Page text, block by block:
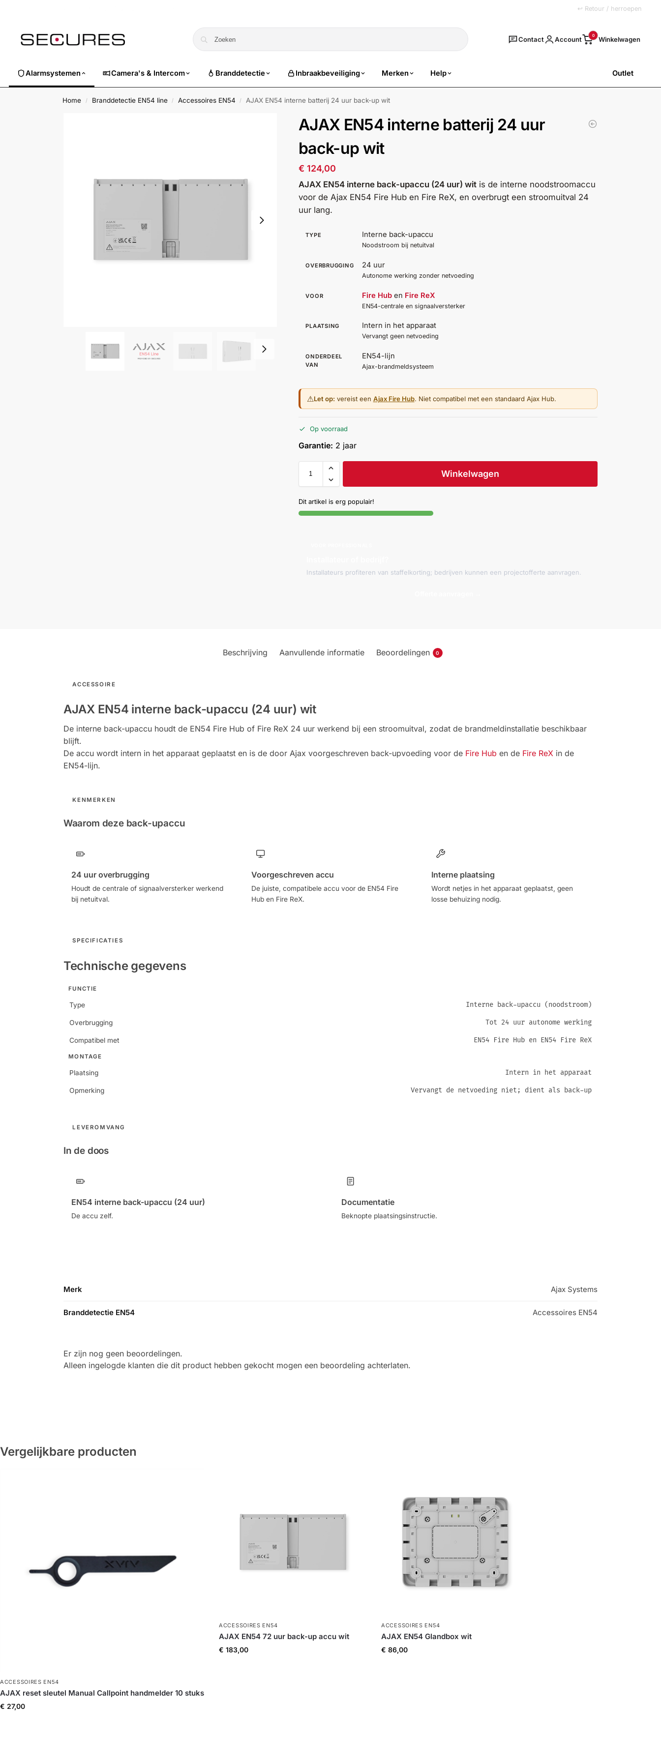
↩ Retour / herroepen
Zoeken
Contact Account 0
Alarmsystemen Camera's & Intercom Branddetectie Inbraakbeveiliging Merken Help Outlet
Home / Branddetectie EN54 line / Accessoires EN54 / AJAX EN54 interne batterij 24 uur back-up wit
AJAX EN54 interne batterij 24 uur
back-up wit
€ 124,00
AJAX EN54 interne back-upaccu (24 uur) witis de interne noodstroomaccu
voor de Ajax EN54 Fire Hub en Fire ReX, en overbrugt een stroomuitval 24
uur lang.
TYPE Interne back-upaccu
Noodstroom bij netuitval
OVERBRUGGING 24 uur
Autonome werking zonder netvoeding
VOOR Fire Hub en Fire ReX
EN54-centrale en signaalversterker
PLAATSING Intern in het apparaat
Vervangt geen netvoeding
ONDERDEEL
VAN
EN54-lijn
Ajax-brandmeldsysteem
⚠Let op: vereist een Ajax Fire Hub. Niet compatibel met een standaard Ajax Hub.
Op voorraad
Garantie: 2 jaar
Winkelwagen
Dit artikel is erg populair!
Installateurs profiteren van staffelkorting; bedrijven kunnen een projectofferte aanvragen.
Beschrijving Aanvullende informatie Beoordelingen 0
ACCESSOIRE
AJAX EN54 interne back-upaccu (24 uur) wit
De interne back-upaccu houdt de EN54 Fire Hub of Fire ReX 24 uur werkend bij een stroomuitval, zodat de brandmeldinstallatie beschikbaar
blijft.
De accu wordt intern in het apparaat geplaatst en is de door Ajax voorgeschreven back-upvoeding voor de Fire Hub en de Fire ReXin de
EN54-lijn.
KENMERKEN
Waarom deze back-upaccu
24 uur overbrugging
Houdt de centrale of signaalversterker werkend
bij netuitval.
Voorgeschreven accu
De juiste, compatibele accu voor de EN54 Fire
Hub en Fire ReX.
Interne plaatsing
Wordt netjes in het apparaat geplaatst, geen
losse behuizing nodig.
SPECIFICATIES
Technische gegevens
FUNCTIE
Type Interne back-upaccu (noodstroom)
Overbrugging Tot 24 uur autonome werking
Compatibel met EN54 Fire Hub en EN54 Fire ReX
MONTAGE
Plaatsing Intern in het apparaat
Opmerking Vervangt de netvoeding niet; dient als back-up
LEVEROMVANG
In de doos
EN54 interne back-upaccu (24 uur)
De accu zelf.
Documentatie
Beknopte plaatsingsinstructie.
Merk Ajax Systems
Branddetectie EN54 Accessoires EN54
Er zijn nog geen beoordelingen.
Alleen ingelogde klanten die dit product hebben gekocht mogen een beoordeling achterlaten.
Vergelijkbare producten
ACCESSOIRES EN54
AJAX reset sleutel Manual Callpoint handmelder 10 stuks
€ 27,00
ACCESSOIRES EN54
AJAX EN54 72 uur back-up accu wit
€ 183,00
ACCESSOIRES EN54
AJAX EN54 Glandbox wit
€ 86,00